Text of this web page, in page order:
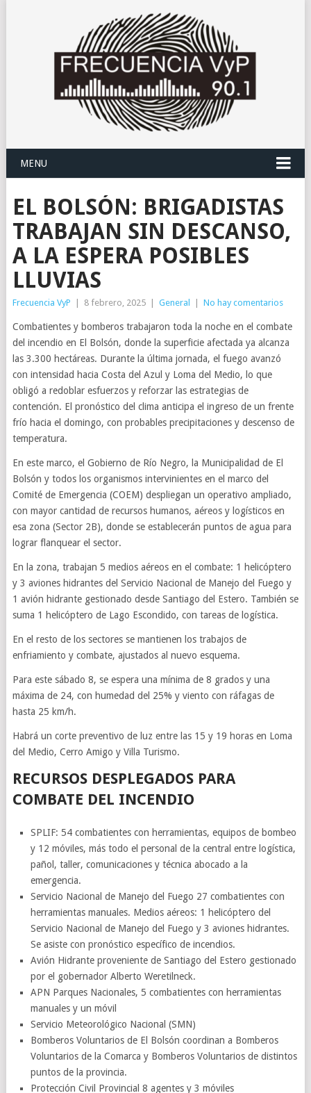
MENU
EL BOLSÓN: BRIGADISTAS
TRABAJAN SIN DESCANSO,
A LA ESPERA POSIBLES
LLUVIAS
Frecuencia VyP 8 febrero, 2025 General No hay comentarios
Combatientes y bomberos trabajaron toda la noche en el combate
del incendio en El Bolsón, donde la superficie afectada ya alcanza
las 3.300 hectáreas. Durante la última jornada, el fuego avanzó
con intensidad hacia Costa del Azul y Loma del Medio, lo que
obligó a redoblar esfuerzos y reforzar las estrategias de
contención. El pronóstico del clima anticipa el ingreso de un frente
frío hacia el domingo, con probables precipitaciones y descenso de
temperatura.
En este marco, el Gobierno de Río Negro, la Municipalidad de El
Bolsón y todos los organismos intervinientes en el marco del
Comité de Emergencia (COEM) despliegan un operativo ampliado,
con mayor cantidad de recursos humanos, aéreos y logísticos en
esa zona (Sector 2B), donde se establecerán puntos de agua para
lograr flanquear el sector.
En la zona, trabajan 5 medios aéreos en el combate: 1 helicóptero
y 3 aviones hidrantes del Servicio Nacional de Manejo del Fuego y
1 avión hidrante gestionado desde Santiago del Estero. También se
suma 1 helicóptero de Lago Escondido, con tareas de logística.
En el resto de los sectores se mantienen los trabajos de
enfriamiento y combate, ajustados al nuevo esquema.
Para este sábado 8, se espera una mínima de 8 grados y una
máxima de 24, con humedad del 25% y viento con ráfagas de
hasta 25 km/h.
Habrá un corte preventivo de luz entre las 15 y 19 horas en Loma
del Medio, Cerro Amigo y Villa Turismo.
RECURSOS DESPLEGADOS PARA
COMBATE DEL INCENDIO
SPLIF: 54 combatientes con herramientas, equipos de bombeo
y 12 móviles, más todo el personal de la central entre logística,
pañol, taller, comunicaciones y técnica abocado a la
emergencia.
Servicio Nacional de Manejo del Fuego 27 combatientes con
herramientas manuales. Medios aéreos: 1 helicóptero del
Servicio Nacional de Manejo del Fuego y 3 aviones hidrantes.
Se asiste con pronóstico específico de incendios.
Avión Hidrante proveniente de Santiago del Estero gestionado
por el gobernador Alberto Weretilneck.
APN Parques Nacionales, 5 combatientes con herramientas
manuales y un móvil
Servicio Meteorológico Nacional (SMN)
Bomberos Voluntarios de El Bolsón coordinan a Bomberos
Voluntarios de la Comarca y Bomberos Voluntarios de distintos
puntos de la provincia.
Protección Civil Provincial 8 agentes y 3 móviles